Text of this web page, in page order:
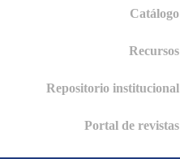
Catálogo
Recursos
Repositorio institucional
Portal de revistas